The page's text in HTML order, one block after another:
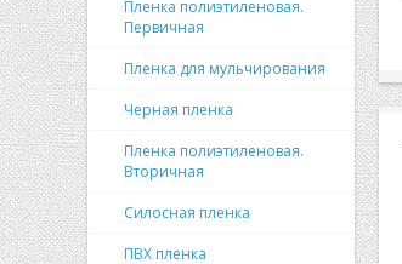
Пленка полиэтиленовая.
Первичная
Пленка для мульчирования
Черная пленка
Пленка полиэтиленовая.
Вторичная
Силосная пленка
ПВХ пленка